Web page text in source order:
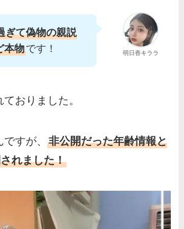
明日香キララ
ぎて偽物の親説
本物です！
おりました。
ですが、非公開だった年齢情報と
れました！